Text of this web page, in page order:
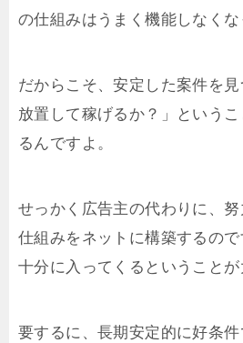
の仕組みはうまく機能しなくな
だからこそ、安定した案件を見
放置して稼げるか？」というこ
るんですよ。
せっかく広告主の代わりに、
仕組みをネットに構築するの
十分に入ってくるということが
要するに、長期安定的に好条